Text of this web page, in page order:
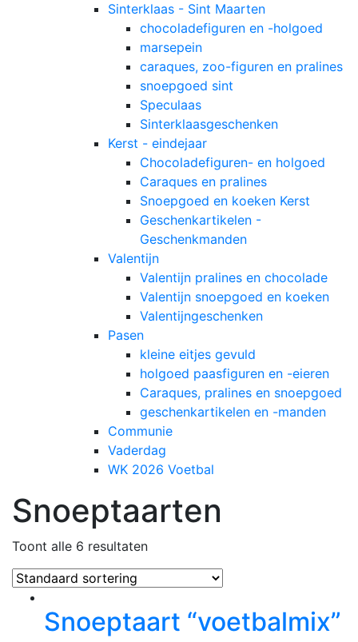
Sinterklaas - Sint Maarten
chocoladefiguren en -holgoed
marsepein
caraques, zoo-figuren en pralines
snoepgoed sint
Speculaas
Sinterklaasgeschenken
Kerst - eindejaar
Chocoladefiguren- en holgoed
Caraques en pralines
Snoepgoed en koeken Kerst
Geschenkartikelen -
Geschenkmanden
Valentijn
Valentijn pralines en chocolade
Valentijn snoepgoed en koeken
Valentijngeschenken
Pasen
kleine eitjes gevuld
holgoed paasfiguren en -eieren
Caraques, pralines en snoepgoed
geschenkartikelen en -manden
Communie
Vaderdag
WK 2026 Voetbal
Snoeptaarten
Toont alle 6 resultaten
Snoeptaart “voetbalmix”